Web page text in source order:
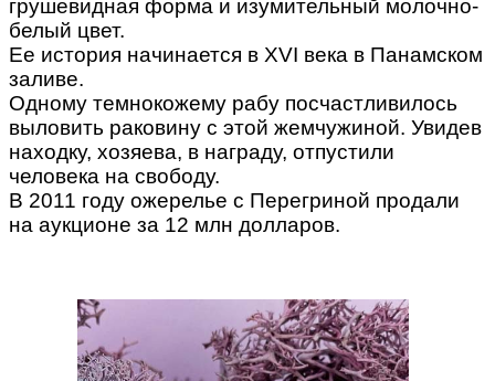
грушевидная форма и изумительный молочно-
белый цвет.
Ее история начинается в XVI века в Панамском
заливе.
Одному темнокожему рабу посчастливилось
выловить раковину с этой жемчужиной. Увидев
находку, хозяева, в награду, отпустили
человека на свободу.
В 2011 году ожерелье с Перегриной продали
на аукционе за 12 млн долларов.